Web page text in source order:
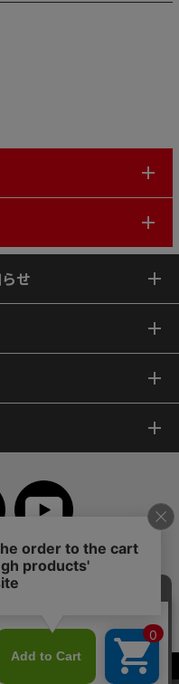
ます。Cookieの使用に同意いた
せ
ご利用案内
ご利用規約
引法
グ 英語版TOP
All Rights Reserved.